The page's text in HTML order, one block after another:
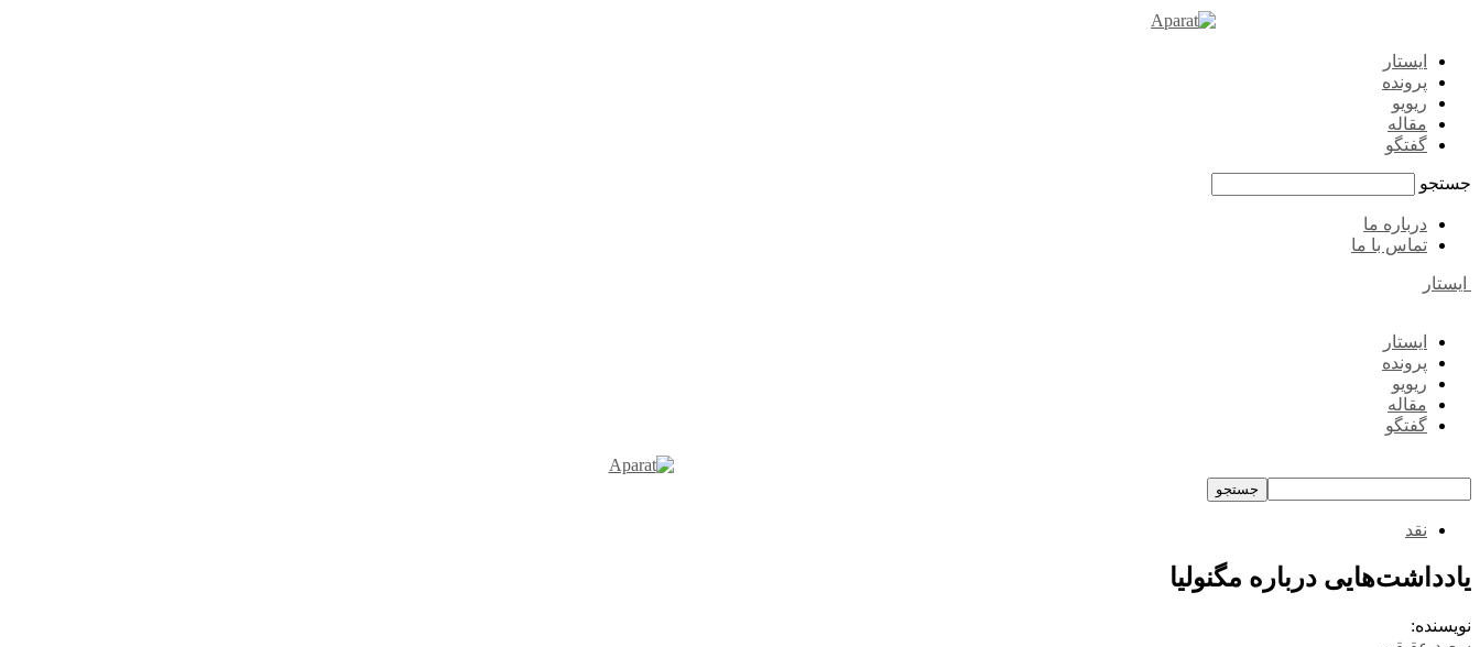
ایستار
پرونده
ریویو
مقاله
گفتگو
جستجو
درباره ما
تماس با ما
ایستار
ایستار
پرونده
ریویو
مقاله
گفتگو
نقد
یادداشت‌هایی درباره مگنولیا
نویسنده: